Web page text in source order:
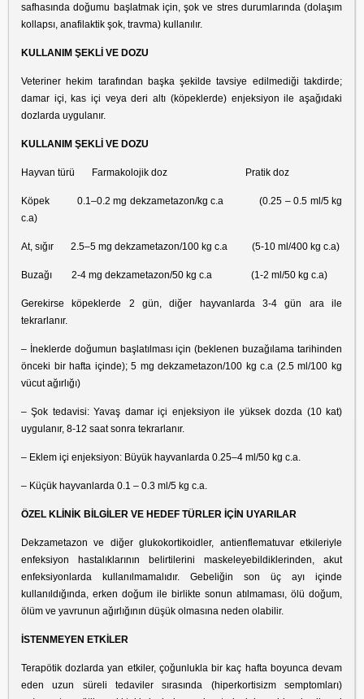
safhasında doğumu başlatmak için, şok ve stres durumlarında (dolaşım
kollapsı, anafilaktik şok, travma) kullanılır.
KULLANIM ŞEKLİ VE DOZU
Veteriner hekim tarafından başka şekilde tavsiye edilmediği takdirde;
damar içi, kas içi veya deri altı (köpeklerde) enjeksiyon ile aşağıdaki
dozlarda uygulanır.
KULLANIM ŞEKLİ VE DOZU
Hayvan türü Farmakolojik doz Pratik doz
Köpek 0.1–0.2 mg dekzametazon/kg c.a (0.25 – 0.5 ml/5 kg
c.a)
At, sığır 2.5–5 mg dekzametazon/100 kg c.a (5-10 ml/400 kg c.a)
Buzağı 2-4 mg dekzametazon/50 kg c.a (1-2 ml/50 kg c.a)
Gerekirse köpeklerde 2 gün, diğer hayvanlarda 3-4 gün ara ile
tekrarlanır.
– İneklerde doğumun başlatılması için (beklenen buzağılama tarihinden
önceki bir hafta içinde); 5 mg dekzametazon/100 kg c.a (2.5 ml/100 kg
vücut ağırlığı)
– Şok tedavisi: Yavaş damar içi enjeksiyon ile yüksek dozda (10 kat)
uygulanır, 8-12 saat sonra tekrarlanır.
– Eklem içi enjeksiyon: Büyük hayvanlarda 0.25–4 ml/50 kg c.a.
– Küçük hayvanlarda 0.1 – 0.3 ml/5 kg c.a.
ÖZEL KLİNİK BİLGİLER VE HEDEF TÜRLER İÇİN UYARILAR
Dekzametazon ve diğer glukokortikoidler, antienflematuvar etkileriyle
enfeksiyon hastalıklarının belirtilerini maskeleyebildiklerinden, akut
enfeksiyonlarda kullanılmamalıdır. Gebeliğin son üç ayı içinde
kullanıldığında, erken doğum ile birlikte sonun atılmaması, ölü doğum,
ölüm ve yavrunun ağırlığının düşük olmasına neden olabilir.
İSTENMEYEN ETKİLER
Terapötik dozlarda yan etkiler, çoğunlukla bir kaç hafta boyunca devam
eden uzun süreli tedaviler sırasında (hiperkortisizm semptomları)